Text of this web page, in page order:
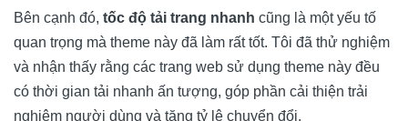
Bên cạnh đó, tốc độ tải trang nhanh cũng là một yếu tố
quan trọng mà theme này đã làm rất tốt. Tôi đã thử nghiệm
và nhận thấy rằng các trang web sử dụng theme này đều
có thời gian tải nhanh ấn tượng, góp phần cải thiện trải
nghiệm người dùng và tăng tỷ lệ chuyển đổi.